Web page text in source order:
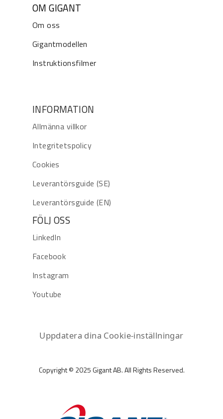
OM GIGANT
Om oss
Gigantmodellen
Instruktionsfilmer
INFORMATION
Allmänna villkor
Integritetspolicy
Cookies
Leverantörsguide (SE)
Leverantörsguide (EN)
FÖLJ OSS
LinkedIn
Facebook
Instagram
Youtube
Uppdatera dina Cookie-inställningar
Copyright © 2025 Gigant AB. All Rights Reserved.